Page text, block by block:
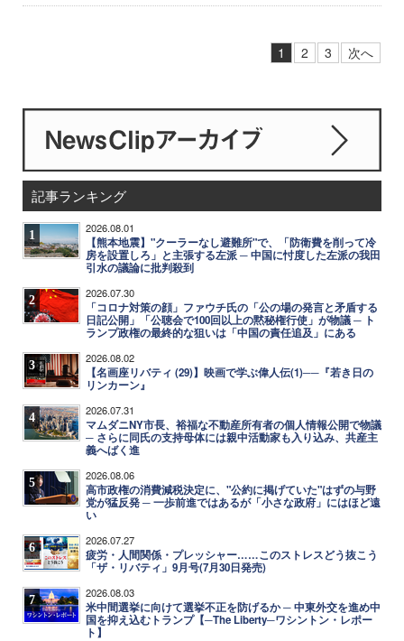
1 2 3 次へ
記事ランキング
1 2026.08.01
【熊本地震】"クーラーなし避難所"で、「防衛費を削って冷
房を設置しろ」と主張する左派 ─ 中国に忖度した左派の我田
引水の議論に批判殺到
2 2026.07.30
「コロナ対策の顔」ファウチ氏の「公の場の発言と矛盾する
日記公開」「公聴会で100回以上の黙秘権行使」が物議 ─ ト
ランプ政権の最終的な狙いは「中国の責任追及」にある
3 2026.08.02
【名画座リバティ (29)】映画で学ぶ偉人伝(1)──『若き日の
リンカーン』
4 2026.07.31
マムダニNY市長、裕福な不動産所有者の個人情報公開で物議
─ さらに同氏の支持母体には親中活動家も入り込み、共産主
義へばく進
5 2026.08.06
高市政権の消費減税決定に、"公約に掲げていた"はずの与野
党が猛反発 ─ 一歩前進ではあるが「小さな政府」にはほど遠
い
6 2026.07.27
疲労・人間関係・プレッシャー……このストレスどう抜こう
「ザ・リバティ」9月号(7月30日発売)
7 2026.08.03
米中間選挙に向けて選挙不正を防げるか ─ 中東外交を進め中
国を抑え込むトランプ【─The Liberty─ワシントン・レポー
ト】